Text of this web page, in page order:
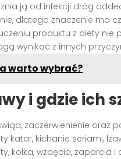
ją od infekcji dróg
dlatego znaczenie ma
produktu z diety nie
wynikać z innych
warto wybrać?
i gdzie ich
zaczerwienienie oraz
katar, kichanie seriami,
kolka, wzdęcia, zaparcia i